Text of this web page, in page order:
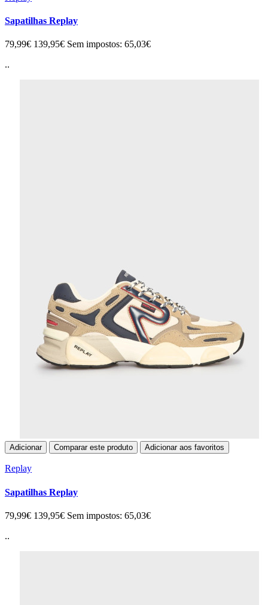
Sapatilhas Replay
79,99€ 139,95€ Sem impostos: 65,03€
..
Adicionar Comparar este produto Adicionar aos favoritos
Replay
Sapatilhas Replay
79,99€ 139,95€ Sem impostos: 65,03€
..